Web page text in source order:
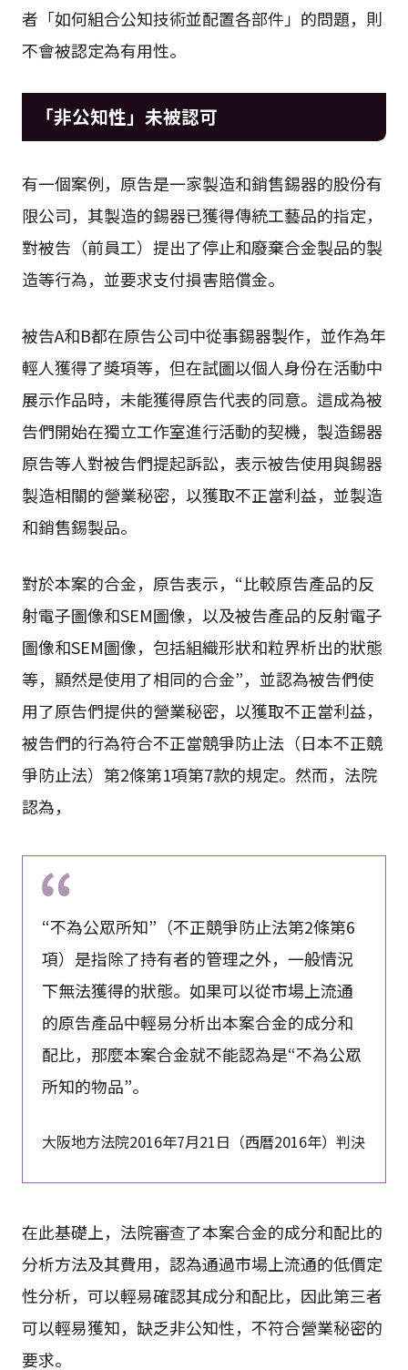
者「如何組合公知技術並配置各部件」的問題，則
不會被認定為有用性。
「非公知性」未被認可
有一個案例，原告是一家製造和銷售錫器的股份有
限公司，其製造的錫器已獲得傳統工藝品的指定，
對被告（前員工）提出了停止和廢棄合金製品的製
造等行為，並要求支付損害賠償金。
被告A和B都在原告公司中從事錫器製作，並作為年
輕人獲得了獎項等，但在試圖以個人身份在活動中
展示作品時，未能獲得原告代表的同意。這成為被
告們開始在獨立工作室進行活動的契機，製造錫器
原告等人對被告們提起訴訟，表示被告使用與錫器
製造相關的營業秘密，以獲取不正當利益，並製造
和銷售錫製品。
對於本案的合金，原告表示，“比較原告產品的反
射電子圖像和SEM圖像，以及被告產品的反射電子
圖像和SEM圖像，包括組織形狀和粒界析出的狀態
等，顯然是使用了相同的合金”，並認為被告們使
用了原告們提供的營業秘密，以獲取不正當利益，
被告們的行為符合不正當競爭防止法（日本不正競
爭防止法）第2條第1項第7款的規定。然而，法院
認為，
“不為公眾所知”（不正競爭防止法第2條第6
項）是指除了持有者的管理之外，一般情況
下無法獲得的狀態。如果可以從市場上流通
的原告產品中輕易分析出本案合金的成分和
配比，那麼本案合金就不能認為是“不為公眾
所知的物品”。
大阪地方法院2016年7月21日（西曆2016年）判決
在此基礎上，法院審查了本案合金的成分和配比的
分析方法及其費用，認為通過市場上流通的低價定
性分析，可以輕易確認其成分和配比，因此第三者
可以輕易獲知，缺乏非公知性，不符合營業秘密的
要求。